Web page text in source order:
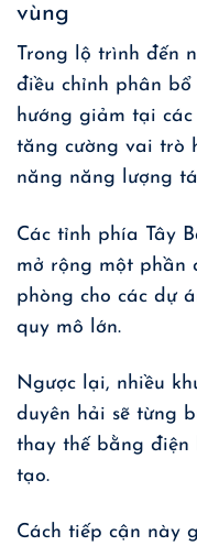
vùng
Trong lộ trình đến
điều chỉnh phân
hướng giảm tại
tăng cường vai trò
năng năng lượng
Các tỉnh phía Tây
mở rộng một phần
phòng cho các dự
quy mô lớn.
Ngược lại, nhiều
duyên hải sẽ từng
thay thế bằng
tạo.
Cách tiếp cận này